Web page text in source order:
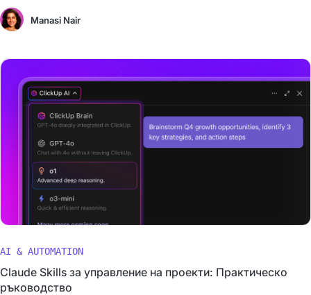
Manasi Nair
AI & AUTOMATION
Claude Skills за управление на проекти: Практическо
ръководство